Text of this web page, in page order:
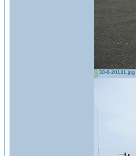
30-8-20131.jpg